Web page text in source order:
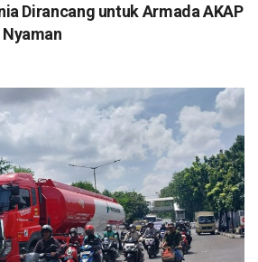
Dirancang untuk Armada AKAP